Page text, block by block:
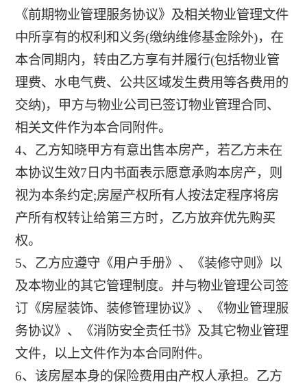
《前期物业管理服务协议》及相关物业管理文件
中所享有的权利和义务(缴纳维修基金除外)，在
本合同期内，转由乙方享有并履行(包括物业管
理费、水电气费、公共区域发生费用等各费用的
交纳)，甲方与物业公司已签订物业管理合同、
相关文件作为本合同附件。
4、乙方知晓甲方有意出售本房产，若乙方未在
本协议生效7日内书面表示愿意承购本房产，则
视为本条约定;房屋产权所有人按法定程序将房
产所有权转让给第三方时，乙方放弃优先购买
权。
5、乙方应遵守《用户手册》、《装修守则》以
及本物业的其它管理制度。并与物业管理公司签
订《房屋装饰、装修管理协议》、《物业管理服
务协议》、《消防安全责任书》及其它物业管理
文件，以上文件作为本合同附件。
6、该房屋本身的保险费用由产权人承担。乙方